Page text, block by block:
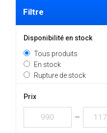
Filtre
Disponibilité en stock
Tous produits
En stock
Rupture de stock
Prix
—